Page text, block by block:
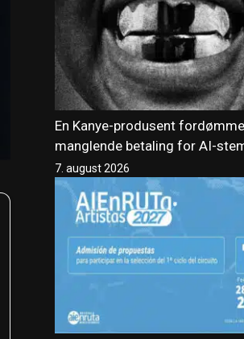
En Kanye-produsent
manglende betaling for AI-
7. august 2026